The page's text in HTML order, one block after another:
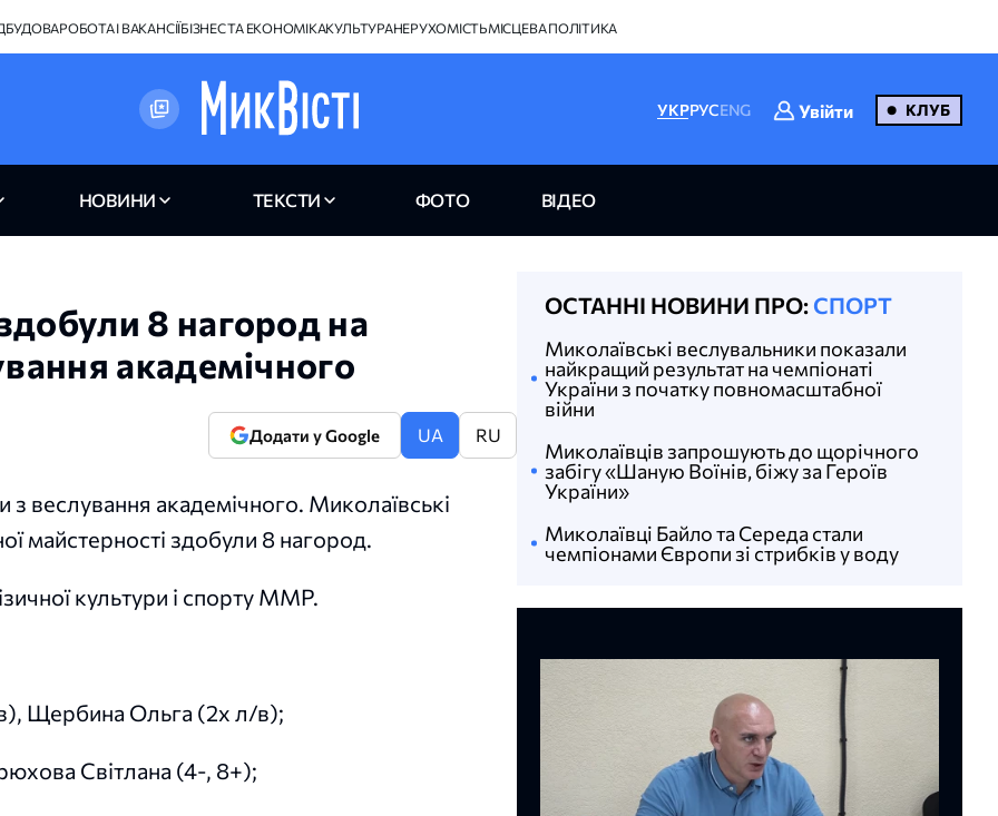
РОБОТА І ВАКАНСІЇБІЗНЕС ТА ЕКОНОМІКАКУЛЬТУРАНЕРУХОМІСТЬМІСЦЕВА ПОЛІТИКА
УКРРУСENG Увійти КЛУБ
НОВИНИ ТЕКСТИ ФОТО ВІДЕО
8 нагород на
академічного
Додати у Google UA RU
з веслування академічного. Миколаївські
майстерності здобули 8 нагород.
культури і спорту ММР.
Щербина Ольга (2х л/в);
Світлана (4-, 8+);
ОСТАННІ НОВИНИ ПРО: СПОРТ
Миколаївські веслувальники показали
найкращий результат на чемпіонаті
України з початку повномасштабної
війни
Миколаївців запрошують до щорічного
забігу «Шаную Воїнів, біжу за Героїв
України»
Миколаївці Байло та Середа стали
чемпіонами Європи зі стрибків у воду